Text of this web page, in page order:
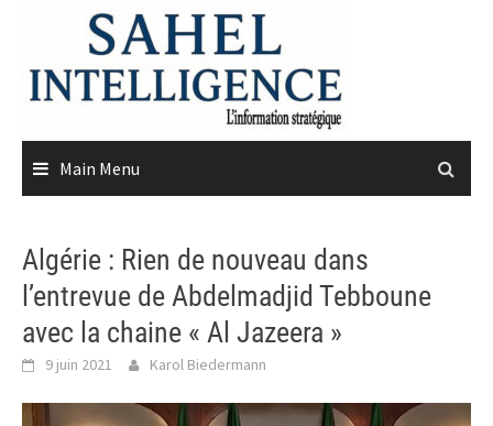
content
Main Menu
Algérie : Rien de nouveau dans
l’entrevue de Abdelmadjid Tebboune
avec la chaine « Al Jazeera »
9 juin 2021 Karol Biedermann